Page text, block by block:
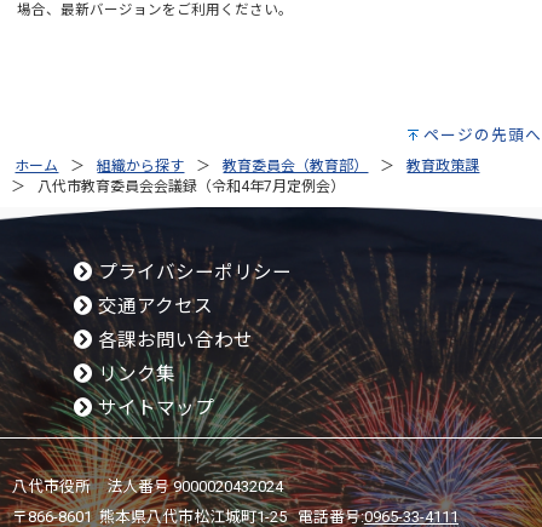
場合、最新バージョンをご利用ください。
ページの先頭へ
ホーム 組織から探す 教育委員会（教育部）
教育政策課
八代市教育委員会会議録（令和4年7月定例会）
プライバシーポリシー
交通アクセス
各課お問い合わせ
リンク集
サイトマップ
八代市役所 法人番号 9000020432024
〒866-8601 熊本県八代市松江城町1-25 電話番号:0965-33-4111